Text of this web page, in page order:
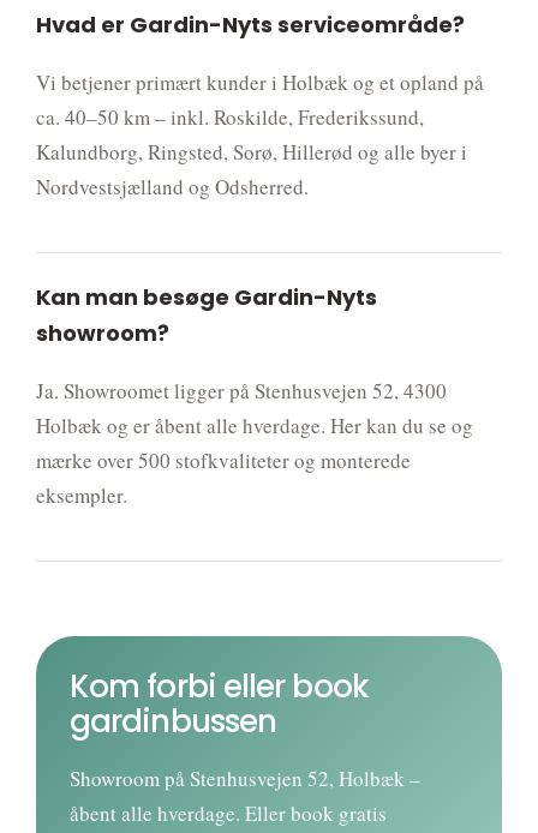
Hvad er Gardin-Nyts serviceområde?
Vi betjener primært kunder i Holbæk og et opland på
ca. 40–50 km – inkl. Roskilde, Frederikssund,
Kalundborg, Ringsted, Sorø, Hillerød og alle byer i
Nordvestsjælland og Odsherred.
Kan man besøge Gardin-Nyts
showroom?
Ja. Showroomet ligger på Stenhusvejen 52, 4300
Holbæk og er åbent alle hverdage. Her kan du se og
mærke over 500 stofkvaliteter og monterede
eksempler.
Kom forbi eller book
gardinbussen
Showroom på Stenhusvejen 52, Holbæk –
åbent alle hverdage. Eller book gratis